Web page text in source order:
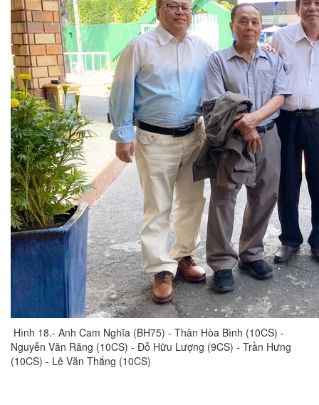
Hình 18.- Anh Cam Nghĩa (BH75) - Thân Hòa Bình (10CS) -
Nguyễn Văn Răng (10CS) - Đỗ Hữu Lượng (9CS) - Trần Hưng
(10CS) - Lê Văn Thắng (10CS)